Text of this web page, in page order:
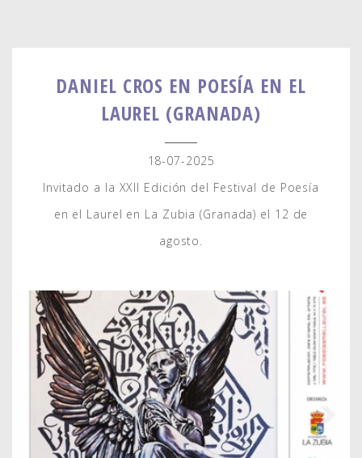
DANIEL CROS EN POESÍA EN EL
LAUREL (GRANADA)
18-07-2025
Invitado a la XXII Edición del Festival de Poesía
en el Laurel en La Zubia (Granada) el 12 de
agosto.